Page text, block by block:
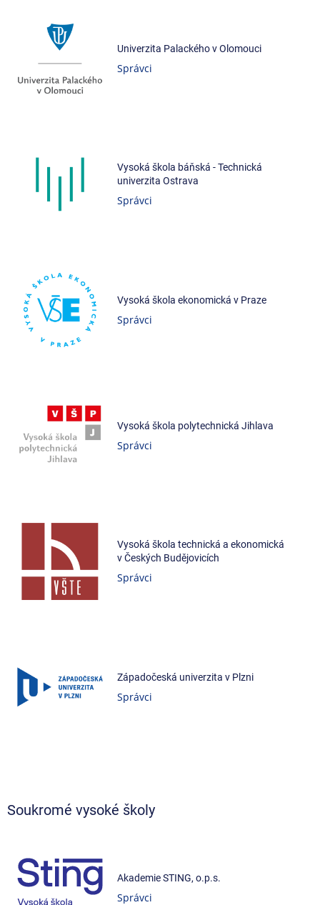
Univerzita Palackého v Olomouci
Správci
Vysoká škola báňská - Technická
univerzita Ostrava
Správci
Vysoká škola ekonomická v Praze
Správci
Vysoká škola polytechnická Jihlava
Správci
Vysoká škola technická a ekonomická
v Českých Budějovicích
Správci
Západočeská univerzita v Plzni
Správci
Soukromé vysoké školy
Akademie STING, o.p.s.
Správci